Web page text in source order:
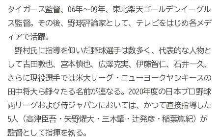
タイガース監督、06年～09年、東北楽天ゴールデンイーグル
ス監督。その後、野球評論家として、テレビをはじめ各メデ
ィアで活躍。
野村氏に指導を仰いだ野球選手は数多く、代表的な人物と
して古田敦也、宮本慎也、広澤克実、伊藤智仁、石井一久、
さらに現役選手では米大リーグ・ニューヨークヤンキースの
田中将大ら錚々たる名前が連なる。2020年度の日本プロ野球
両リーグおよび侍ジャパンにおいては、かつて直接指導した
5人（高津臣吾・矢野燿大・三木肇・辻発彦・稲葉篤紀）が
監督として指揮を執る。